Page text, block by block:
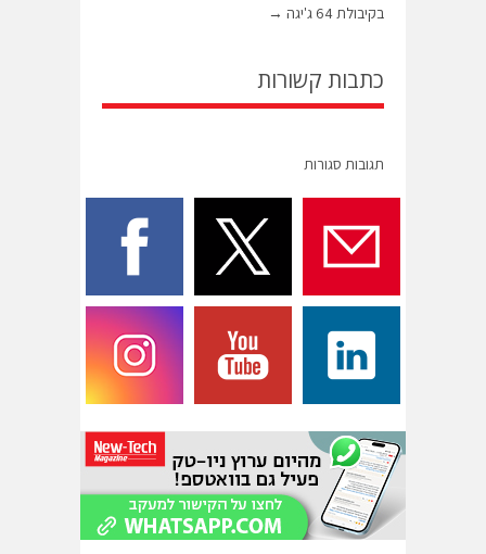
בקיבולת 64 ג'יגה
→
כתבות קשורות
תגובות סגורות